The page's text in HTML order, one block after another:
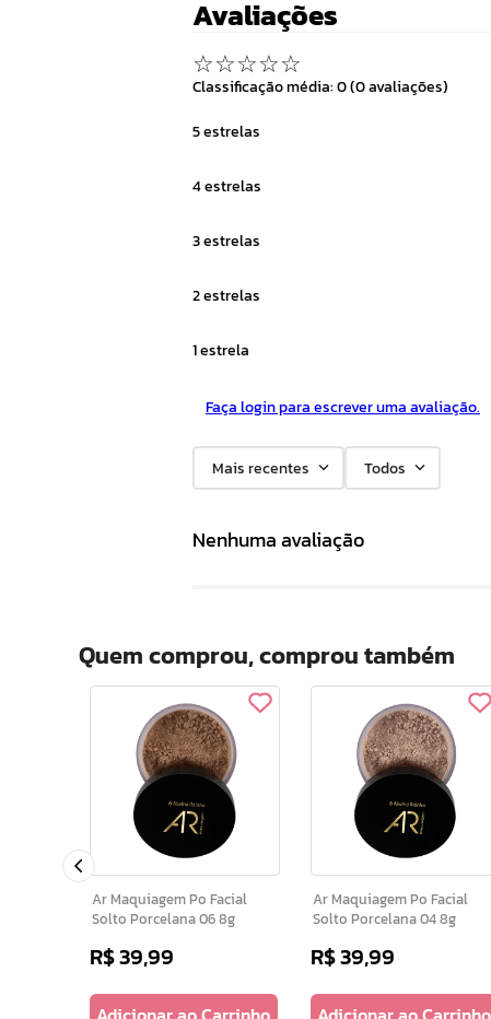
Avaliações
☆☆☆☆☆
Classificação média: 0(0 avaliações)
5 estrelas
4 estrelas
3 estrelas
2 estrelas
1 estrela
Faça login para escrever uma avaliação.
Mais recentes Todos
Nenhuma avaliação
Quem comprou, comprou também
Ar Maquiagem Po Facial
Solto Porcelana 06 8g
R$39,99
Ar Maquiagem Po Facial
Solto Porcelana 04 8g
R$39,99